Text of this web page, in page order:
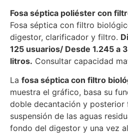
Fosa séptica poliéster con
Fosa séptica con filtro
digestor, clarificador y filtro.
125 usuarios/ Desde 1.245 a
litros. Consultar capacidad
La fosa séptica con filtro
muestra el gráfico, basa su
doble decantación y posterior
suspensión de las aguas
fondo del digestor y una vez